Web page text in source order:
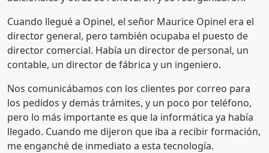
Cuando llegué a Opinel, el señor Maurice Opinel era el
director general, pero también ocupaba el puesto de
director comercial. Había un director de personal, un
contable, un director de fábrica y un ingeniero.
Nos comunicábamos con los clientes por correo para
los pedidos y demás trámites, y un poco por teléfono,
pero lo más importante es que la informática ya había
llegado. Cuando me dijeron que iba a recibir formación,
me enganché de inmediato a esta tecnología.